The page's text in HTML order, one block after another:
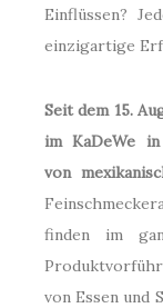
Einflüssen?
einzigartige
Seit dem 15.
im KaDeWe
von
finden im
von Essen und